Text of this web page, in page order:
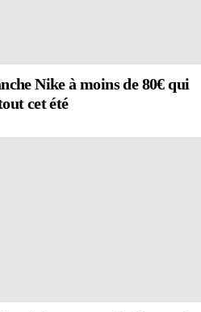
Nike à moins de 80€ qui
cet été